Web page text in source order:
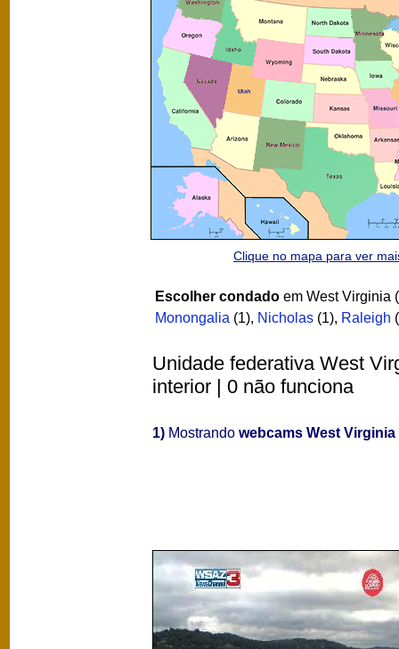
Clique no mapa para ver
Escolher condado em West Virginia
Monongalia (1), Nicholas (1), Raleigh
Unidade federativa West
interior | 0 não funciona
1) Mostrando webcams West Virginia